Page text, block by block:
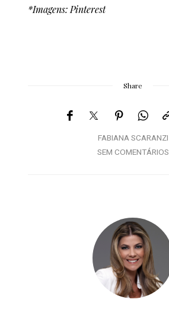
*Imagens: Pinterest
Share
FABIANA SCARANZI
SEM COMENTÁRIOS